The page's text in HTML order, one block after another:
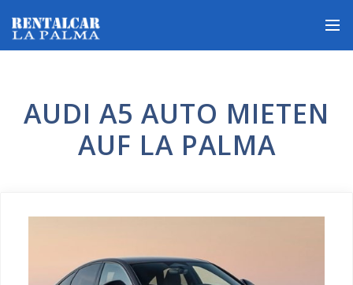
AUDI A5 AUTO MIETEN
AUF LA PALMA